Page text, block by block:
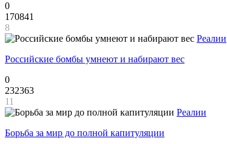
0
170841
8
Реалии
Российские бомбы умнеют и набирают вес
0
232363
11
Реалии
Борьба за мир до полной капитуляции